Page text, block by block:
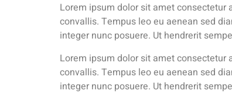
Lorem ipsum dolor sit amet
convallis. Tempus leo eu aenean sed
integer nunc posuere. Ut hendrerit
Lorem ipsum dolor sit amet
convallis. Tempus leo eu aenean sed
integer nunc posuere. Ut hendrerit